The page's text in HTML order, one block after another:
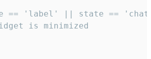
== 'label' || state ==
is minimized